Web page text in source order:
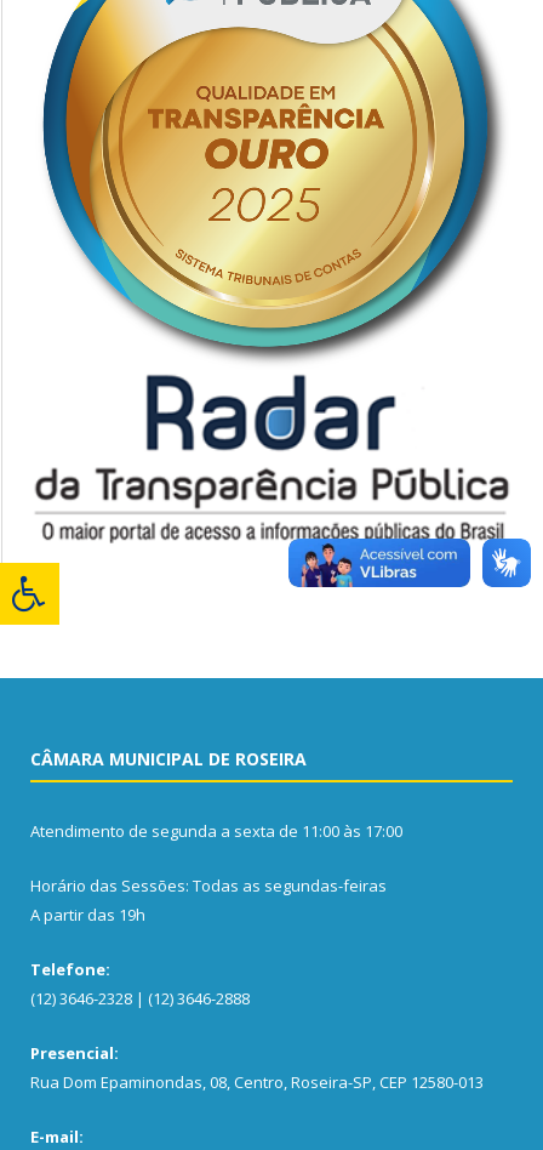
CÂMARA MUNICIPAL DE ROSEIRA
Atendimento de segunda a sexta de 11:00 às 17:00
Horário das Sessões: Todas as segundas-feiras
A partir das 19h
Telefone:
(12) 3646-2328 | (12) 3646-2888
Presencial:
Rua Dom Epaminondas, 08, Centro, Roseira-SP, CEP 12580-013
E-mail: